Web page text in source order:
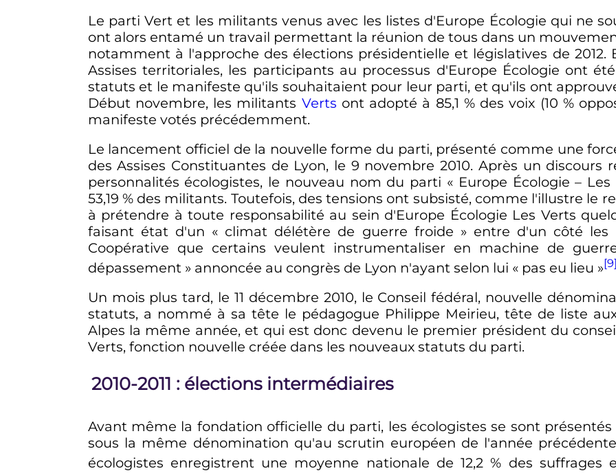
Le parti Vert et les militants venus avec les listes d'Europe Écologie qui ne
ont alors entamé un travail permettant la réunion de tous dans un
notamment à l'approche des élections présidentielle et législatives de 2012.
Assises territoriales, les participants au processus d'Europe Écologie ont
statuts et le manifeste qu'ils souhaitaient pour leur parti, et qu'ils ont
Début novembre, les militants Verts ont adopté à 85,1 % des voix (10 %
manifeste votés précédemment.
Le lancement officiel de la nouvelle forme du parti, présenté comme une
des Assises Constituantes de Lyon, le 9 novembre 2010. Après un discours
personnalités écologistes, le nouveau nom du parti « Europe Écologie – Les
53,19 % des militants. Toutefois, des tensions ont subsisté, comme l'illustre le
à prétendre à toute responsabilité au sein d'Europe Écologie Les Verts
faisant état d'un « climat délétère de guerre froide »entre d'un côté les
Coopérative que certains veulent instrumentaliser en machine de
dépassement »annoncée au congrès de Lyon n'ayant selon lui « pas eu lieu »
Un mois plus tard, le 11 décembre 2010, le Conseil fédéral, nouvelle
statuts, a nommé à sa tête le pédagogue Philippe Meirieu, tête de liste
Alpes la même année, et qui est donc devenu le premier président du
Verts, fonction nouvelle créée dans les nouveaux statuts du parti.
2010-2011 : élections intermédiaires
Avant même la fondation officielle du parti, les écologistes se sont
sous la même dénomination qu'au scrutin européen de l'année
écologistes enregistrent une moyenne nationale de 12,2 % des suffrages